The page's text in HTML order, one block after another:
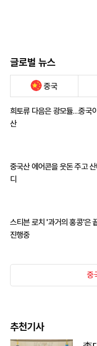
글로벌 뉴스
중국
희토류 다음은 광모듈…중국
산
중국산 에어콘을 웃돈 주고
디
스티븐 로치 '과거의 홍콩'은
진행중
중
추천기사